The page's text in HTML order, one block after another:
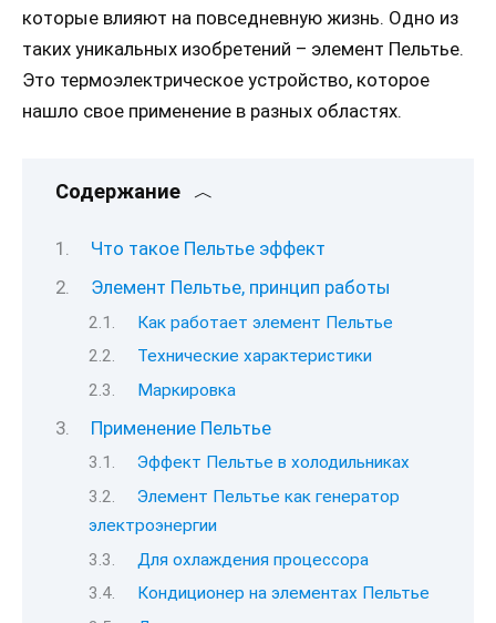
которые влияют на повседневную жизнь. Одно из
таких уникальных изобретений – элемент Пельтье.
Это термоэлектрическое устройство, которое
нашло свое применение в разных областях.
Содержание
Что такое Пельтье эффект
Элемент Пельтье, принцип работы
Как работает элемент Пельтье
Технические характеристики
Маркировка
Применение Пельтье
Эффект Пельтье в холодильниках
Элемент Пельтье как генератор
электроэнергии
Для охлаждения процессора
Кондиционер на элементах Пельтье